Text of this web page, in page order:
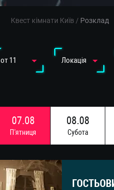
Квест кімнати Київ / Розклад
от 11 Локація
07.08
П'ятниця
08.08
Субота
14.08
П'ятниця
15.08